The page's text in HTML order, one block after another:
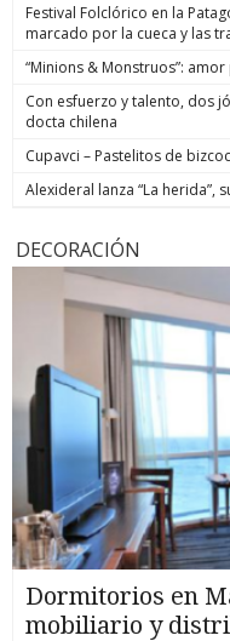
Festival Folclórico en la
marcado por la cueca y las
“Minions & Monstruos”:
Con esfuerzo y talento, dos
docta chilena
Cupavci – Pastelitos de
Alexideral lanza “La herida”,
DECORACIÓN
Dormitorios en
mobiliario y